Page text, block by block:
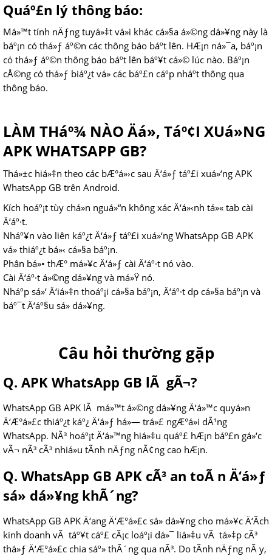
Quáº£n lý thông báo:
Má»™t tính nÄƒng tuyá»‡t vá»i khác cá»§a á»©ng dá»¥ng này là
báº¡n có thá»ƒ áº©n các thông báo báº­t lên. HÆ¡n ná»¯a, báº¡n
có thá»ƒ áº©n thông báo báº­t lên báº¥t cá»© lúc nào. Báº¡n
cÅ©ng có thá»ƒ biáº¿t vá» các báº£n cáº­p nháº­t thông qua
thông báo.
LÀM THáº¾ NÀO Äá»‚ Táº¢I XUá»NG
APK WHATSAPP GB?
Thá»±c hiá»‡n theo các bÆ°á»›c sau Ä‘á»ƒ táº£i xuá»‘ng APK
WhatsApp GB trên Android.
Kích hoáº¡t tùy chá»n nguá»“n không xác Ä‘á»‹nh tá»« tab cài
Ä‘áº·t.
Nháº¥n vào liên káº¿t Ä‘á»ƒ táº£i xuá»‘ng WhatsApp GB APK
vá» thiáº¿t bá»‹ cá»§a báº¡n.
Phân bá»• thÆ° má»¥c Ä‘á»ƒ cài Ä‘áº·t nó vào.
Cài Ä‘áº·t á»©ng dá»¥ng và má»Ÿ nó.
Nháº­p sá»‘ Ä‘iá»‡n thoáº¡i cá»§a báº¡n, Ä‘áº·t dp cá»§a báº¡n và
báº¯t Ä‘áº§u sá»­ dá»¥ng.
Câu hỏi thường gặp
Q. APK WhatsApp GB lÃ gÃ¬?
WhatsApp GB APK lÃ má»™t á»©ng dá»¥ng Ä‘á»™c quyá»n
Ä‘Æ°á»£c thiáº¿t káº¿ Ä‘á»ƒ há»— trá»£ ngÆ°á»i dÃ¹ng
WhatsApp. NÃ³ hoáº¡t Ä‘á»™ng hiá»‡u quáº£ hÆ¡n báº£n gá»‘c
vÃ¬ nÃ³ cÃ³ nhiá»u tÃ­nh nÄƒng nÃ¢ng cao hÆ¡n.
Q. WhatsApp GB APK cÃ³ an toÃ n Ä‘á»ƒ
sá»­ dá»¥ng khÃ´ng?
WhatsApp GB APK Ä‘ang Ä‘Æ°á»£c sá»­ dá»¥ng cho má»¥c Ä‘Ã­ch
kinh doanh vÃ táº¥t cáº£ cÃ¡c loáº¡i dá»¯ liá»‡u vÃ tá»‡p cÃ³
thá»ƒ Ä‘Æ°á»£c chia sáº» thÃ´ng qua nÃ³. Do tÃ­nh nÄƒng nÃ y,